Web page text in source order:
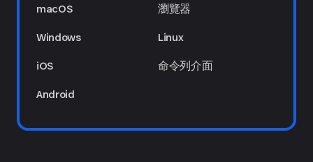
macOS
Windows
iOS
Android
瀏覽器
Linux
命令列介面